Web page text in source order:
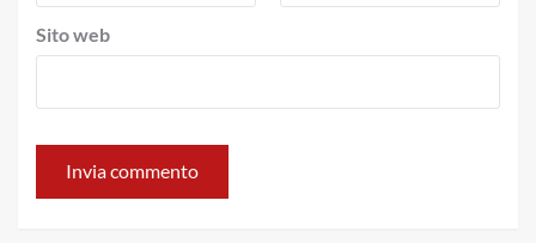
Sito web